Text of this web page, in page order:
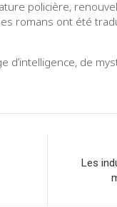
policière,
romans ont été
de
Les